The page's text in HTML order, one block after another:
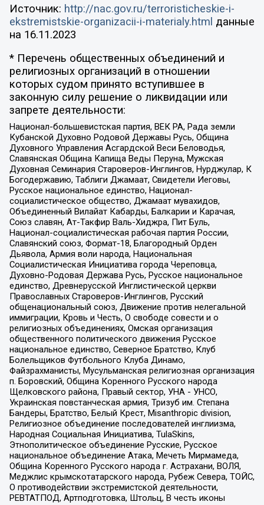
Источник: http://nac.gov.ru/terroristicheskie-i-
ekstremistskie-organizacii-i-materialy.html данные
на 16.11.2023
* Перечень общественных объединений и
религиозных организаций в отношении
которых судом принято вступившее в
законную силу решение о ликвидации или
запрете деятельности:
Национал-большевистская партия, ВЕК РА, Рада земли
Кубанской Духовно Родовой Державы Русь, Община
Духовного Управления Асгардской Веси Беловодья,
Славянская Община Капища Веды Перуна, Мужская
Духовная Семинария Староверов-Инглингов, Нурджулар, К
Богодержавию, Таблиги Джамаат, Свидетели Иеговы,
Русское национальное единство, Национал-
социалистическое общество, Джамаат мувахидов,
Объединенный Вилайат Кабарды, Балкарии и Карачая,
Союз славян, Ат-Такфир Валь-Хиджра, Пит Буль,
Национал-социалистическая рабочая партия России,
Славянский союз, Формат-18, Благородный Орден
Дьявола, Армия воли народа, Национальная
Социалистическая Инициатива города Череповца,
Духовно-Родовая Держава Русь, Русское национальное
единство, Древнерусской Инглистической церкви
Православных Староверов-Инглингов, Русский
общенациональный союз, Движение против нелегальной
иммиграции, Кровь и Честь, О свободе совести и о
религиозных объединениях, Омская организация
общественного политического движения Русское
национальное единство, Северное Братство, Клуб
Болельщиков Футбольного Клуба Динамо,
Файзрахманисты, Мусульманская религиозная организация
п. Боровский, Община Коренного Русского народа
Щелковского района, Правый сектор, УНА - УНСО,
Украинская повстанческая армия, Тризуб им. Степана
Бандеры, Братство, Белый Крест, Misanthropic division,
Религиозное объединение последователей инглиизма,
Народная Социальная Инициатива, TulaSkins,
Этнополитическое объединение Русские, Русское
национальное объединение Атака, Мечеть Мирмамеда,
Община Коренного Русского народа г. Астрахани, ВОЛЯ,
Меджлис крымскотатарского народа, Рубеж Севера, ТОЙС,
О противодействии экстремистской деятельности,
РЕВТАТПОД, Артподготовка, Штольц, В честь иконы